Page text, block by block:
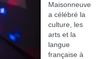
Maisonneuve
a célébré la
culture, les
arts et la
langue
française à